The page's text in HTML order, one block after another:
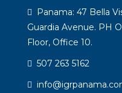
Panama: 47 Bella
Guardia Avenue. PH
Floor, Office 10.
507 263 5162